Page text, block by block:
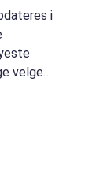
i
velger